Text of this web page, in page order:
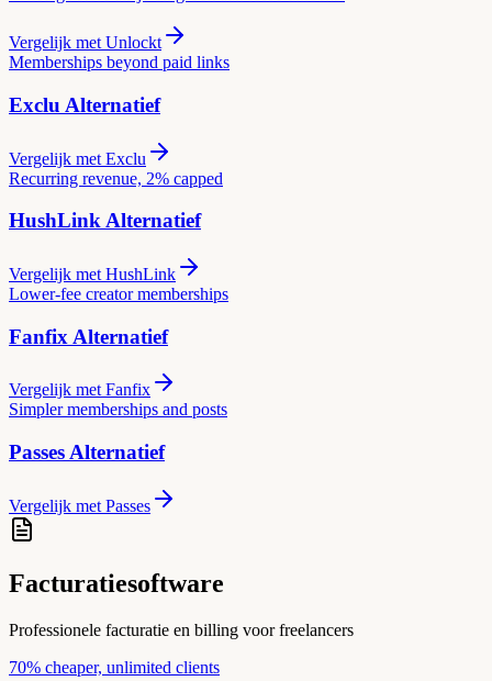
Vergelijk met Unlockt
Memberships beyond paid links
Exclu Alternatief
Vergelijk met Exclu
Recurring revenue, 2% capped
HushLinkAlternatief
Vergelijk met HushLink
Lower-fee creator memberships
Fanfix Alternatief
Vergelijk met Fanfix
Simpler memberships and posts
Passes Alternatief
Vergelijk met Passes
Facturatiesoftware
Professionele facturatie en billing voor freelancers
70% cheaper, unlimited clients